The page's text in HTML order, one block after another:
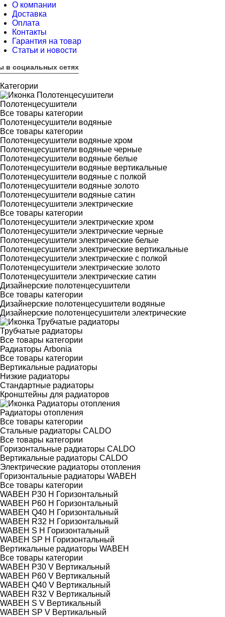
О компании
Доставка
Оплата
Контакты
Гарантия на товар
Статьи и новости
в социальных сетях
Категории
Полотенцесушители
Все товары категории
Полотенцесушители водяные
Все товары категории
Полотенцесушители водяные хром
Полотенцесушители водяные черные
Полотенцесушители водяные белые
Полотенцесушители водяные вертикальные
Полотенцесушители водяные с полкой
Полотенцесушители водяные золото
Полотенцесушители водяные сатин
Полотенцесушители электрические
Все товары категории
Полотенцесушители электрические хром
Полотенцесушители электрические черные
Полотенцесушители электрические белые
Полотенцесушители электрические вертикальные
Полотенцесушители электрические с полкой
Полотенцесушители электрические золото
Полотенцесушители электрические сатин
Дизайнерские полотенцесушители
Все товары категории
Дизайнерские полотенцесушители водяные
Дизайнерские полотенцесушители электрические
Трубчатые радиаторы
Все товары категории
Радиаторы Arbonia
Все товары категории
Вертикальные радиаторы
Низкие радиаторы
Стандартные радиаторы
Кронштейны для радиаторов
Радиаторы отопления
Все товары категории
Стальные радиаторы CALDO
Все товары категории
Горизонтальные радиаторы CALDO
Вертикальные радиаторы CALDO
Электрические радиаторы отопления
Горизонтальные радиаторы WABEH
Все товары категории
WABEH P30 H Горизонтальный
WABEH P60 H Горизонтальный
WABEH Q40 H Горизонтальный
WABEH R32 H Горизонтальный
WABEH S H Горизонтальный
WABEH SP H Горизонтальный
Вертикальные радиаторы WABEH
Все товары категории
WABEH P30 V Вертикальный
WABEH P60 V Вертикальный
WABEH Q40 V Вертикальный
WABEH R32 V Вертикальный
WABEH S V Вертикальный
WABEH SP V Вертикальный